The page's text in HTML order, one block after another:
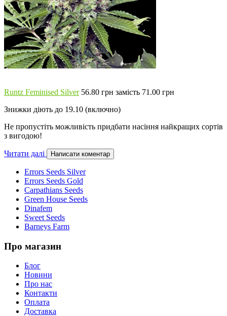
Runtz Feminised Silver56.80 грн замість 71.00 грн
Знижки діють до 19.10 (включно)
Не пропустіть можливість придбати насіння найкращих сортів
з вигодою!
Читати далі Написати коментар
Errors Seeds Silver
Errors Seeds Gold
Carpathians Seeds
Green House Seeds
Dinafem
Sweet Seeds
Barneys Farm
Про магазин
Блог
Новини
Про нас
Контакти
Оплата
Доставка